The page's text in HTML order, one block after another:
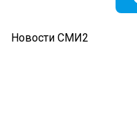
Новости СМИ2